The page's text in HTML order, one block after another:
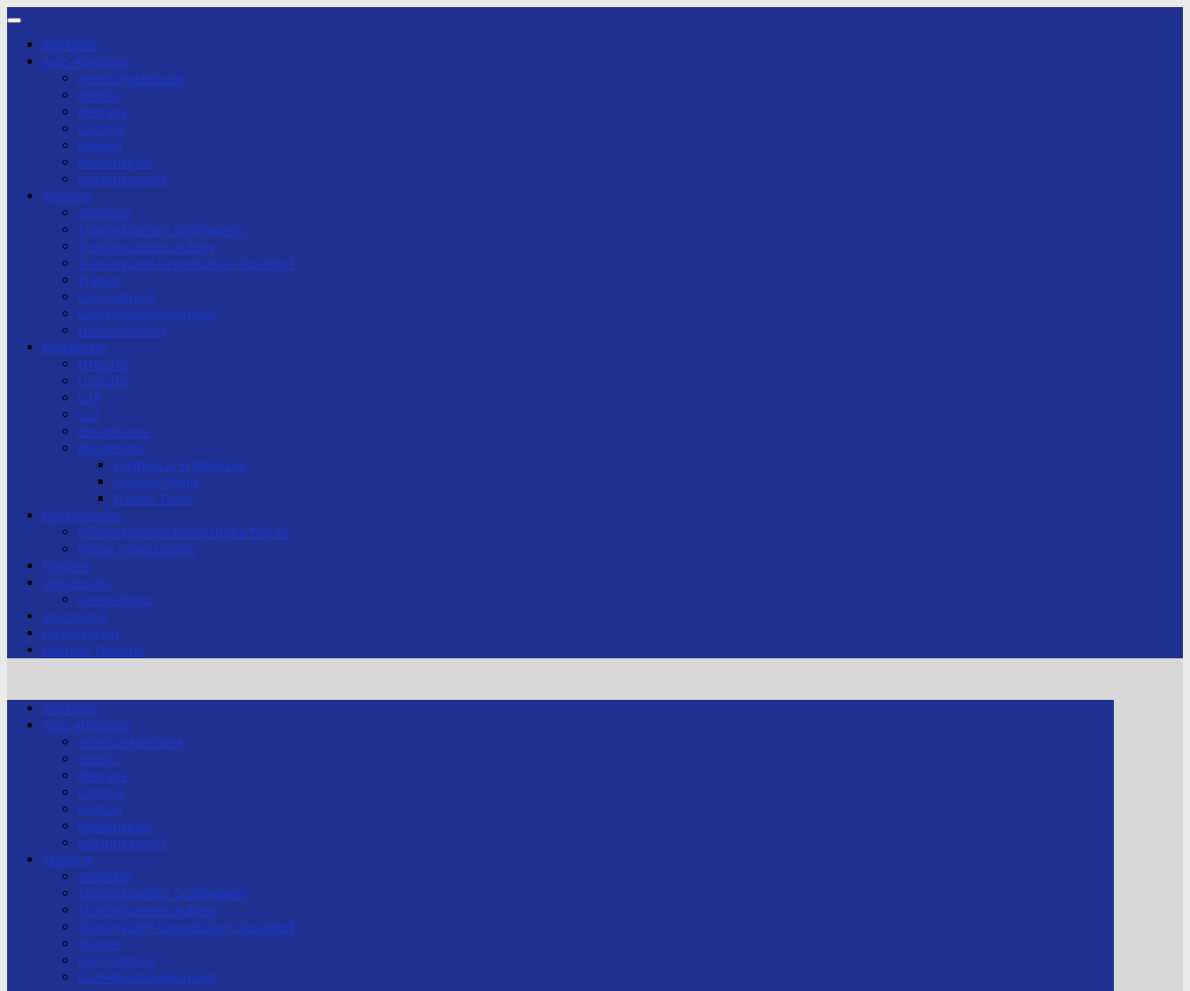
Zum
springenStartseite
Judo-Abteilung
Abteilungsleitung
Beitritt
Beiträge
Chronik
Kontakt
Breitensport
Leistungssport
Training
Anfänger
Trainingszeiten Großhadern
Trainingszeiten Aubing
Trainingszeit Grundschule Stockdorf
Trainer
Dan-Training
Gürtelprüfungskonzept
Hallenordnung
Ergebnisse
U10/U12
U13/U15
U18
U21
Erwachsene
Bundesliga
Termine & Ergebnisse
Männer-Team
Frauen-Team
Fitnessstudio
Öffnungszeiten Fitnesstudio Top-Fit
Preise Fitnessstudio
Förderer
Impressum
Datenschutz
Stützpunkt
Förderverein
Nächste Termine
Startseite
Judo-Abteilung
Abteilungsleitung
Beitritt
Beiträge
Chronik
Kontakt
Breitensport
Leistungssport
Training
Anfänger
Trainingszeiten Großhadern
Trainingszeiten Aubing
Trainingszeit Grundschule Stockdorf
Trainer
Dan-Training
Gürtelprüfungskonzept